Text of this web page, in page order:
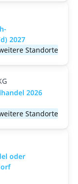
2027
Standorte
2026
Standorte
oder